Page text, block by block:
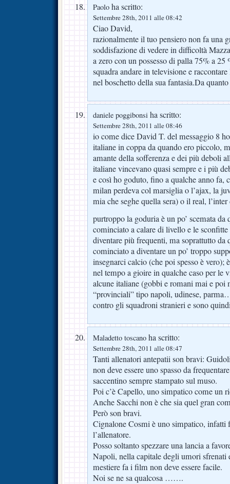
Paolo ha scritto:
Settembre 28th, 2011 alle 08:42
Ciao David,
razionalmente il tuo pensiero non fa una
soddisfazione di vedere in difficoltà
a zero con un possesso di palla 75% a 25
squadra andare in televisione e
nel boschetto della sua fantasia.Da
daniele poggibonsi ha scritto:
Settembre 28th, 2011 alle 08:46
io come dice David T. del messaggio 8
italiane in coppa da quando ero piccolo,
amante della sofferenza e dei più deboli
italiane vincevano quasi sempre e i più
e così ho goduto, fino a qualche anno fa,
milan perdeva col marsiglia o l’ajax, la
mia che seghe quella sera) o il real,
purtroppo la goduria è un po’ scemata
cominciato a calare di livello e le
diventare più frequenti, ma soprattutto da
cominciato a diventare un po’ troppo
insegnarci calcio (che poi spesso è vero);
nel tempo a gioire in qualche caso per le
alcune italiane (gobbi e romani mai e poi
“provinciali” tipo napoli, udinese,
contro gli squadroni stranieri e sono
Maladetto toscano ha scritto:
Settembre 28th, 2011 alle 08:47
Tanti allenatori antepatii son bravi:
non deve essere uno spasso da
saccentino sempre stampato sul muso.
Poi c’è Capello, uno simpatico come un
Anche Sacchi non è che sia quel gran
Però son bravi.
Cignalone Cosmi è uno simpatico, infatti
l’allenatore.
Posso soltanto spezzare una lancia a
Napoli, nella capitale degli umori sfrenati
mestiere fa i film non deve essere facile.
Noi se ne sa qualcosa …….